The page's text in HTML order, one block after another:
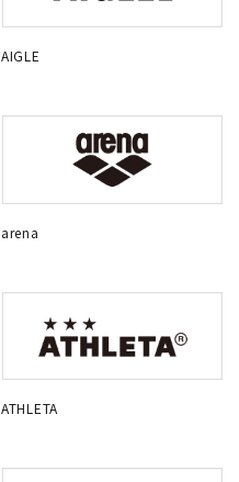
AIGLE
arena
ATHLETA